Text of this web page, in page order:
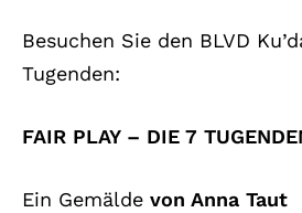
Besuchen Sie den BLVD
Tugenden:
FAIR PLAY – DIE 7
Ein Gemälde von Anna Taut